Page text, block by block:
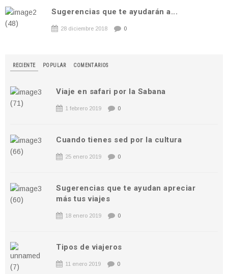
Sugerencias que te ayudarán a...
28 diciembre 2018 0
RECIENTE POPULAR COMENTARIOS
Viaje en safari por la Sabana
1 febrero 2019 0
Cuando tienes sed por la cultura
25 enero 2019 0
Sugerencias que te ayudan apreciar
más tus viajes
18 enero 2019 0
Tipos de viajeros
11 enero 2019 0